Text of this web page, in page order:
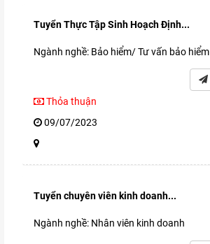
Tuyển Thực Tập Sinh Hoạch Định...
Ngành nghề: Bảo hiểm/ Tư vấn bảo hiểm
Thỏa thuận
09/07/2023
Tuyển chuyên viên kinh doanh...
Ngành nghề: Nhân viên kinh doanh